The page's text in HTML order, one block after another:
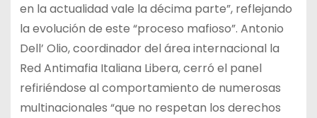
en la actualidad vale la décima parte”, reflejando
la evolución de este “proceso mafioso”. Antonio
Dell’ Olio, coordinador del área internacional la
Red Antimafia Italiana Libera, cerró el panel
refiriéndose al comportamiento de numerosas
multinacionales “que no respetan los derechos